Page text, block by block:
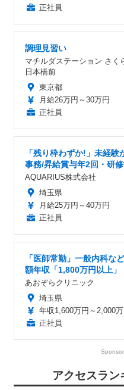
正社員
調理見習い
マチルダステーション さく
日本橋前
東京都
月給26万円～30万円
正社員
「残り枠わずか!」未経験
事務/昇給賞与年2回・研
AQUARIUS株式会社
埼玉県
月給25万円～40万円
正社員
「医師常勤」一般内科な
額年収「1,800万円以上」
あおぞらクリニック
埼玉県
年収1,600万円～2,000万
正社員
アクセスラン